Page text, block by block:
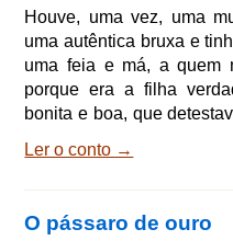
chegava. Então, disse
tua filha é na realidade
como dizes, traze-a
quero submetê-la
Houve, uma vez, uma
uma autêntica bruxa e
uma feia e má, a quem
porque era a filha
bonita e boa, que
ganhou um avental
a todo custo o
Ler o conto →
O pássaro de ouro